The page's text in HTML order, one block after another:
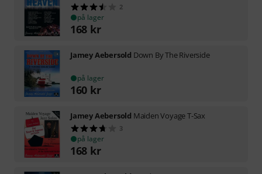
2
på lager
168 kr
Jamey Aebersold Down By The Riverside
på lager
160 kr
Jamey Aebersold Maiden Voyage T-Sax
3
på lager
168 kr